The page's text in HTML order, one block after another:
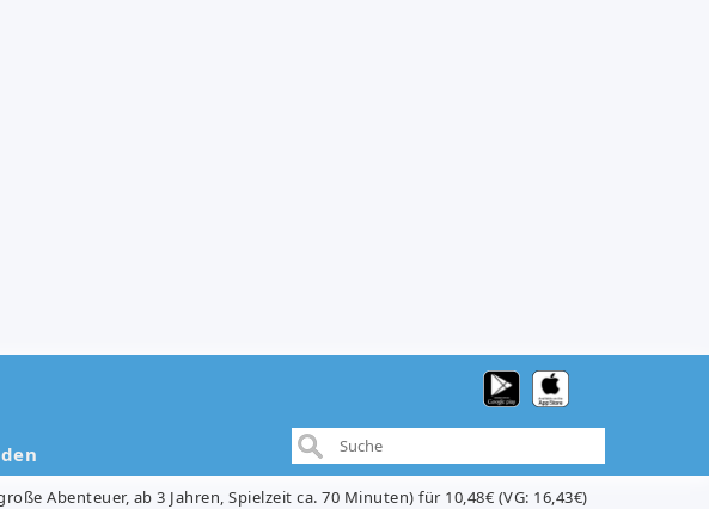
Abenteuer, ab 3 Jahren, Spielzeit ca. 70 Minuten) für 10,48€ (VG: 16,43€)